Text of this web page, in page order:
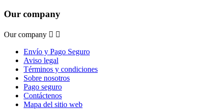
Our company
Our company  
Envío y Pago Seguro
Aviso legal
Términos y condiciones
Sobre nosotros
Pago seguro
Contáctenos
Mapa del sitio web